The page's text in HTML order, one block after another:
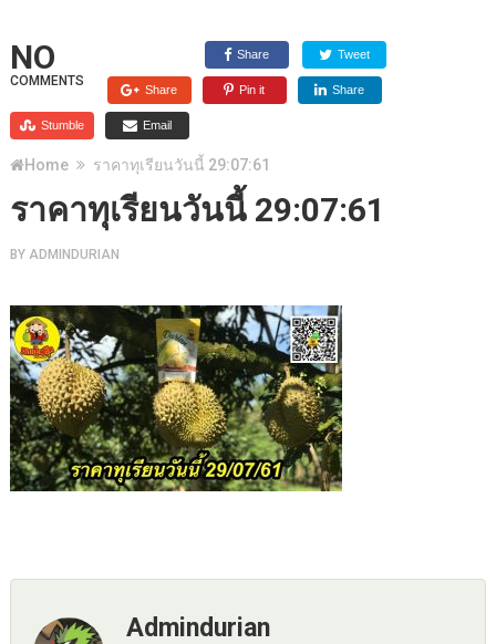
NO
COMMENTS
Share Tweet
Share Pin it Share
Stumble Email
Home ราคาทุเรียนวันนี้ 29:07:61
ราคาทุเรียนวันนี้ 29:07:61
BY ADMINDURIAN
Admindurian